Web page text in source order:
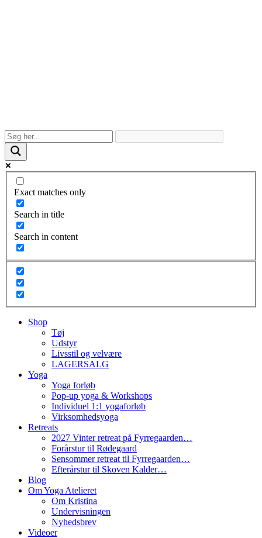
Exact matches only
Search in title
Search in content
Shop
Tøj
Udstyr
Livsstil og velvære
LAGERSALG
Yoga
Yoga forløb
Pop-up yoga & Workshops
Individuel 1:1 yogaforløb
Virksomhedsyoga
Retreats
2027 Vinter retreat på Fyrregaarden…
Forårstur til Rødegaard
Sensommer retreat til Fyrregaarden…
Efterårstur til Skoven Kalder…
Blog
Om Yoga Atelieret
Om Kristina
Undervisningen
Nyhedsbrev
Videoer